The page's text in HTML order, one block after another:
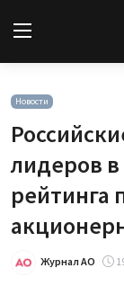
Статьи
Авторы
Новости
лидеров в
рейтинга
Журнал АО